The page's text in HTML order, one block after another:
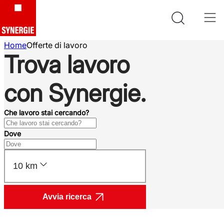
HomeOfferte di lavoro
Trova lavoro
con Synergie.
Che lavoro stai cercando?
Dove
10 km
Avvia ricerca